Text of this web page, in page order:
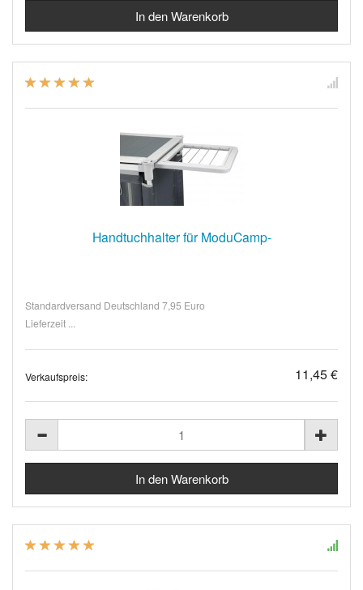
Handtuchhalter für ModuCamp-
Standardversand Deutschland 7,95 Euro
Lieferzeit ...
Verkaufspreis: 11,45 €